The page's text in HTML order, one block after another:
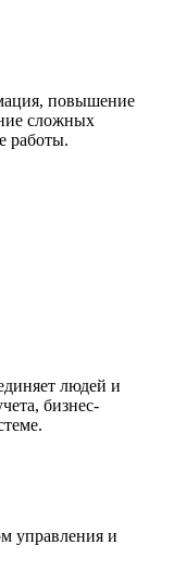
повышение
сложных
работы.
людей и
бизнес-
управления и